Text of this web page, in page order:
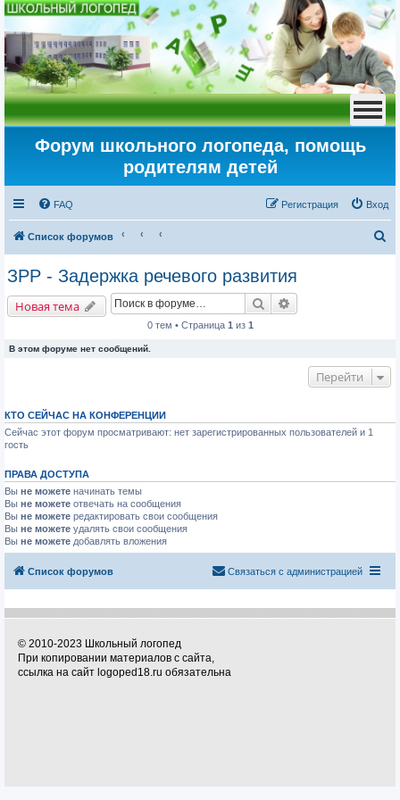
Форум школьного логопеда, помощь
родителям детей
FAQ Вход
Регистрация
Список форумов
о
ЗРР - Задержка речевого развития
Новая тема Поиск
0 тем • Страница 1 из 1
В этом форуме нет сообщений.
Перейти
КТО СЕЙЧАС НА КОНФЕРЕНЦИИ
Сейчас этот форум просматривают: нет зарегистрированных пользователей и 1
гость
ПРАВА ДОСТУПА
Вы не можете начинать темы
Вы не можете отвечать на сообщения
Вы не можете редактировать свои сообщения
Вы не можете удалять свои сообщения
Вы не можете добавлять вложения
Список форумов Связаться с администрацией
© 2010-2023 Школьный логопед
При копировании материалов с сайта,
ссылка на сайт logoped18.ru обязательна